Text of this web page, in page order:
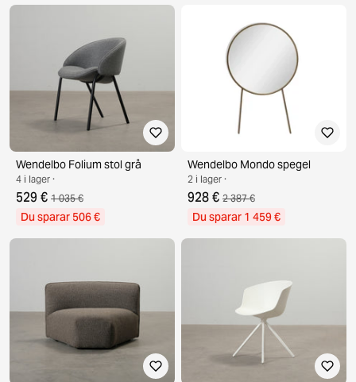
Wendelbo Folium stol grå
4 i lager ·
529 € 1 035 €
Du sparar 506 €
Wendelbo Mondo spegel
2 i lager ·
928 € 2 387 €
Du sparar 1 459 €